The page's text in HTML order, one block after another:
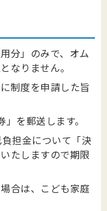
分」のみで、オム
なりません。
制度を申請した旨
を郵送します。
担金について「決
たしますので期限
合は、こども家庭